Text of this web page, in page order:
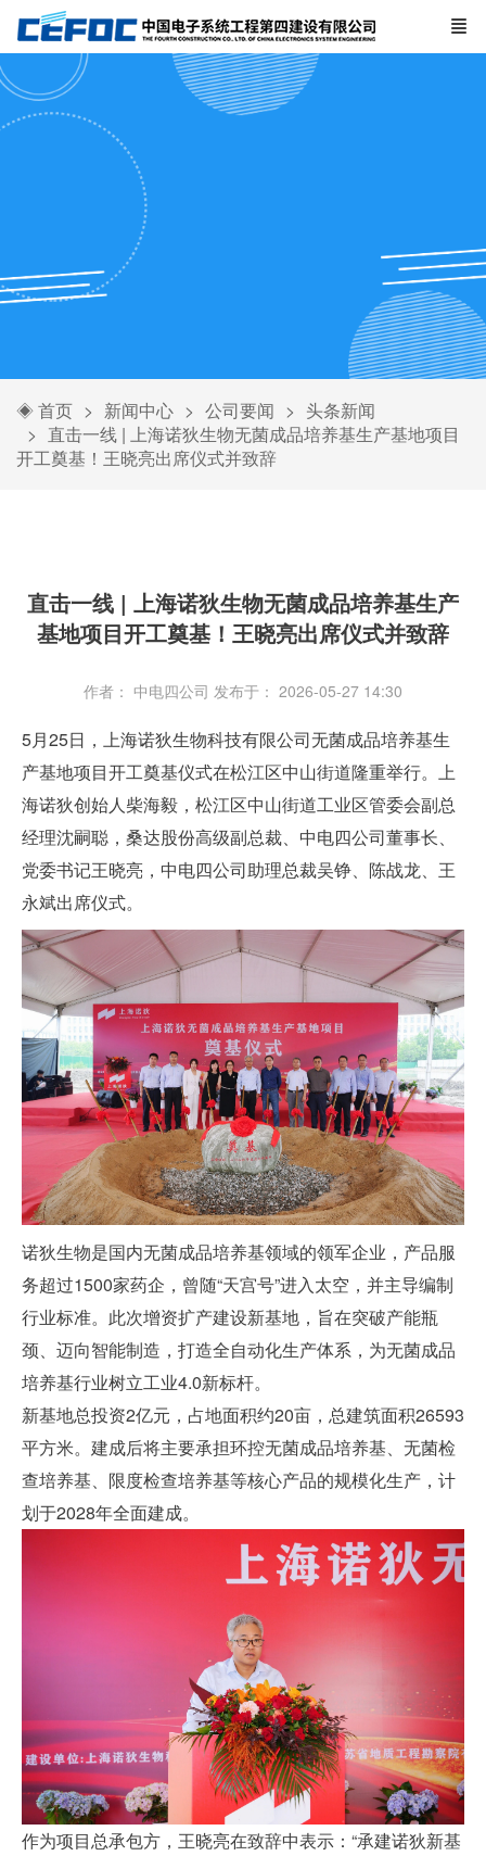
◈ 首页 新闻中心 公司要闻
头条新闻
直击一线 | 上海诺狄生物无菌成品培养基生产基地项目
开工奠基！王晓亮出席仪式并致辞
直击一线 | 上海诺狄生物无菌成品培养基生产
基地项目开工奠基！王晓亮出席仪式并致辞
作者： 中电四公司 发布于： 2026-05-27 14:30
5月25日，上海诺狄生物科技有限公司无菌成品培养基生
产基地项目开工奠基仪式在松江区中山街道隆重举行。上
海诺狄创始人柴海毅，松江区中山街道工业区管委会副总
经理沈嗣聪，桑达股份高级副总裁、中电四公司董事长、
党委书记王晓亮，中电四公司助理总裁吴铮、陈战龙、王
永斌出席仪式。
诺狄生物是国内无菌成品培养基领域的领军企业，产品服
务超过1500家药企，曾随“天宫号”进入太空，并主导编制
行业标准。此次增资扩产建设新基地，旨在突破产能瓶
颈、迈向智能制造，打造全自动化生产体系，为无菌成品
培养基行业树立工业4.0新标杆。
新基地总投资2亿元，占地面积约20亩，总建筑面积26593
平方米。建成后将主要承担环控无菌成品培养基、无菌检
查培养基、限度检查培养基等核心产品的规模化生产，计
划于2028年全面建成。
作为项目总承包方，王晓亮在致辞中表示：“承建诺狄新基